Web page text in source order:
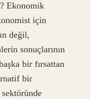
Ekonomik
için
değil,
sonuçlarının
bir fırsattan
bir